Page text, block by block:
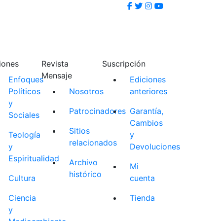
Enfoques
Políticos
y
Sociales
Teología
y
Espiritualidad
Cultura
Ciencia
y
Revista
Mensaje
Nosotros
Patrocinadores
Sitios
relacionados
Archivo
histórico
Suscripción
Ediciones
anteriores
Garantía,
Cambios
y
Devoluciones
Mi
cuenta
Tienda